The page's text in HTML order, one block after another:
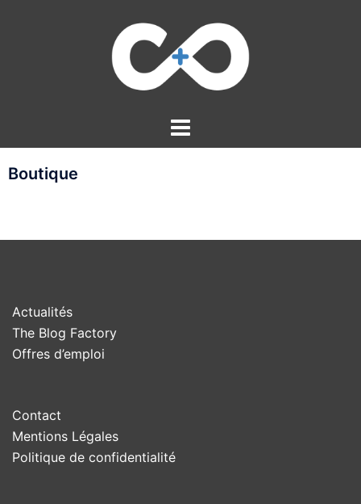
Boutique
Actualités
The Blog Factory
Offres d’emploi
Contact
Mentions Légales
Politique de confidentialité